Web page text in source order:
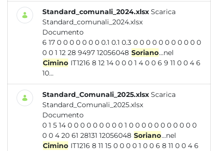
Standard_comunali_2024.xlsx Scarica
Standard_comunali_2024.xlsx
Documento
6 17 0 0 0 0 0 0 0 0.1 0.1 0.3 0 0 0 0 0 0 0 0 0 0 0
0 0 1 12 28 9497 12056048 Soriano...nel
Cimino IT1216 8 12 14 0 0 0 1 4 0 0 6 9 11 0 0 4 6
10...
Standard_Comunali_2025.xlsx Scarica
Standard_Comunali_2025.xlsx
Documento
0 1 5 14 0 0 0 0 0 0 0 0 0 1 0 0 0 0 0 0 0 0 0 0 0
0 0 4 20 61 28131 12056048 Soriano...nel
Cimino IT1216 8 11 15 0 0 0 0 1 0 0 6 8 11 0 0 4 6